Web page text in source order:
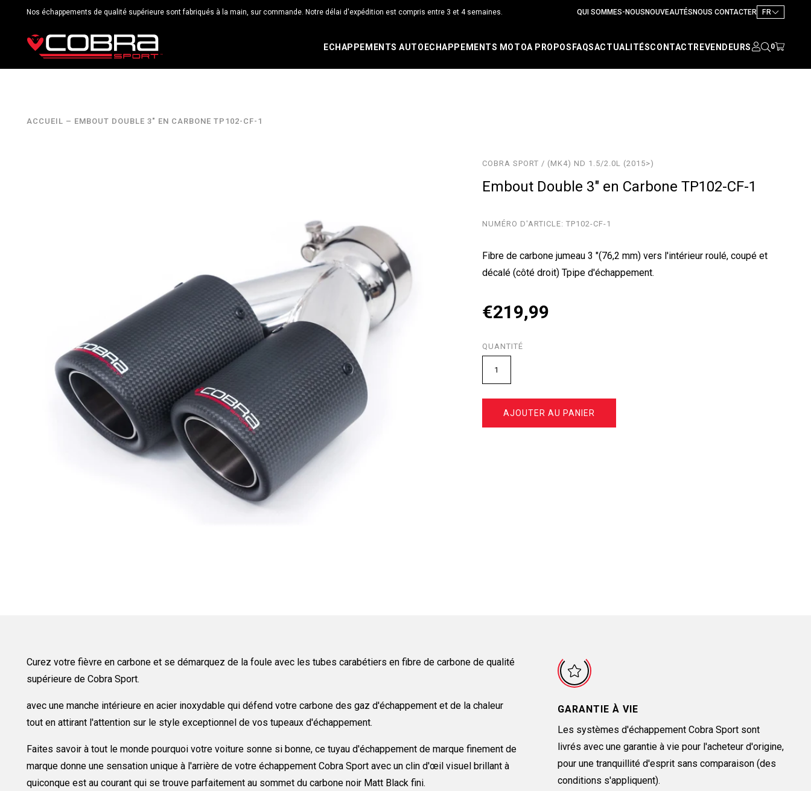
Nos échappements de qualité supérieure sont fabriqués à la main, sur commande. Notre délai d'expédition est compris entre 3 et 4 semaines. QUI SOMMES-NOUS NOUVEAUTÉS NOUS CONTACTER FR
ECHAPPEMENTS AUTOECHAPPEMENTS MOTOA PROPOSFAQSACTUALITÉSCONTACTREVENDEURS 0
ACCUEIL – EMBOUT DOUBLE 3" EN CARBONE TP102-CF-1
COBRA SPORT / (MK4) ND 1.5/2.0L (2015>)
Embout Double 3" en Carbone TP102-CF-1
NUMÉRO D'ARTICLE: TP102-CF-1
Fibre de carbone jumeau 3 "(76,2 mm) vers l'intérieur roulé, coupé et
décalé (côté droit) Tpipe d'échappement.
€219,99
QUANTITÉ
AJOUTER AU PANIER
Curez votre fièvre en carbone et se démarquez de la foule avec les tubes carabétiers en fibre de carbone de qualité
supérieure de Cobra Sport.
avec une manche intérieure en acier inoxydable qui défend votre carbone des gaz d'échappement et de la chaleur
tout en attirant l'attention sur le style exceptionnel de vos tupeaux d'échappement.
Faites savoir à tout le monde pourquoi votre voiture sonne si bonne, ce tuyau d'échappement de marque finement de
marque donne une sensation unique à l'arrière de votre échappement Cobra Sport avec un clin d'œil visuel brillant à
quiconque est au courant qui se trouve parfaitement au sommet du carbone noir Matt Black fini.
GARANTIE À VIE
Les systèmes d'échappement Cobra Sport sont
livrés avec une garantie à vie pour l'acheteur d'origine,
pour une tranquillité d'esprit sans comparaison (des
conditions s'appliquent).